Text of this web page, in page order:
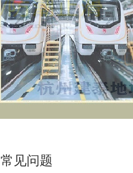
常见问题